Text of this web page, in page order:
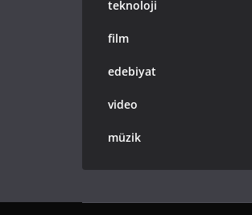
teknoloji
film
edebiyat
video
müzik